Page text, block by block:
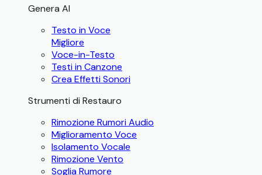
Genera AI
Testo in Voce
Migliore
Voce-in-Testo
Testi in Canzone
Crea Effetti Sonori
Strumenti di Restauro
Rimozione Rumori Audio
Miglioramento Voce
Isolamento Vocale
Rimozione Vento
Soglia Rumore